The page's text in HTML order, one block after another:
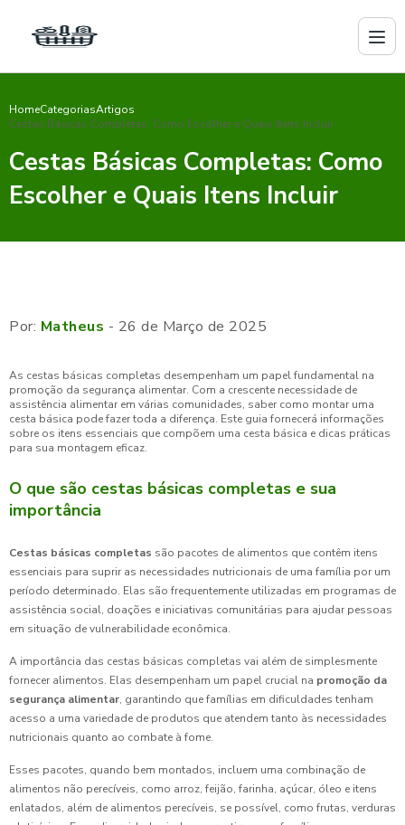
HomeCategoriasArtigos
Cestas Básicas Completas: Como Escolher e Quais Itens Incluir
Cestas Básicas Completas: Como
Escolher e Quais Itens Incluir
Por: Matheus - 26 de Março de 2025
As cestas básicas completas desempenham um papel fundamental na
promoção da segurança alimentar. Com a crescente necessidade de
assistência alimentar em várias comunidades, saber como montar uma
cesta básica pode fazer toda a diferença. Este guia fornecerá informações
sobre os itens essenciais que compõem uma cesta básica e dicas práticas
para sua montagem eficaz.
O que são cestas básicas completas e sua
importância
Cestas básicas completas são pacotes de alimentos que contêm itens
essenciais para suprir as necessidades nutricionais de uma família por um
período determinado. Elas são frequentemente utilizadas em programas de
assistência social, doações e iniciativas comunitárias para ajudar pessoas
em situação de vulnerabilidade econômica.
A importância das cestas básicas completas vai além de simplesmente
fornecer alimentos. Elas desempenham um papel crucial na promoção da
segurança alimentar, garantindo que famílias em dificuldades tenham
acesso a uma variedade de produtos que atendem tanto às necessidades
nutricionais quanto ao combate à fome.
Esses pacotes, quando bem montados, incluem uma combinação de
alimentos não perecíveis, como arroz, feijão, farinha, açúcar, óleo e itens
enlatados, além de alimentos perecíveis, se possível, como frutas, verduras